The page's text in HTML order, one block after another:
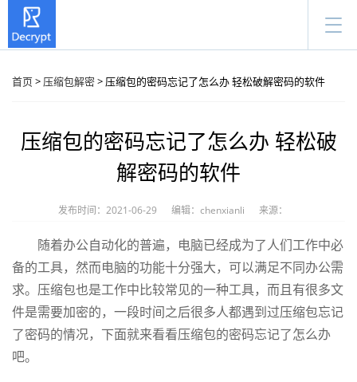
首页> 压缩包解密> 压缩包的密码忘记了怎么办 轻松破解密码的软件
压缩包的密码忘记了怎么办 轻松破
解密码的软件
发布时间：2021-06-29 编辑：chenxianli 来源：
随着办公自动化的普遍，电脑已经成为了人们工作中必
备的工具，然而电脑的功能十分强大，可以满足不同办公需
求。压缩包也是工作中比较常见的一种工具，而且有很多文
件是需要加密的，一段时间之后很多人都遇到过压缩包忘记
了密码的情况，下面就来看看压缩包的密码忘记了怎么办
吧。